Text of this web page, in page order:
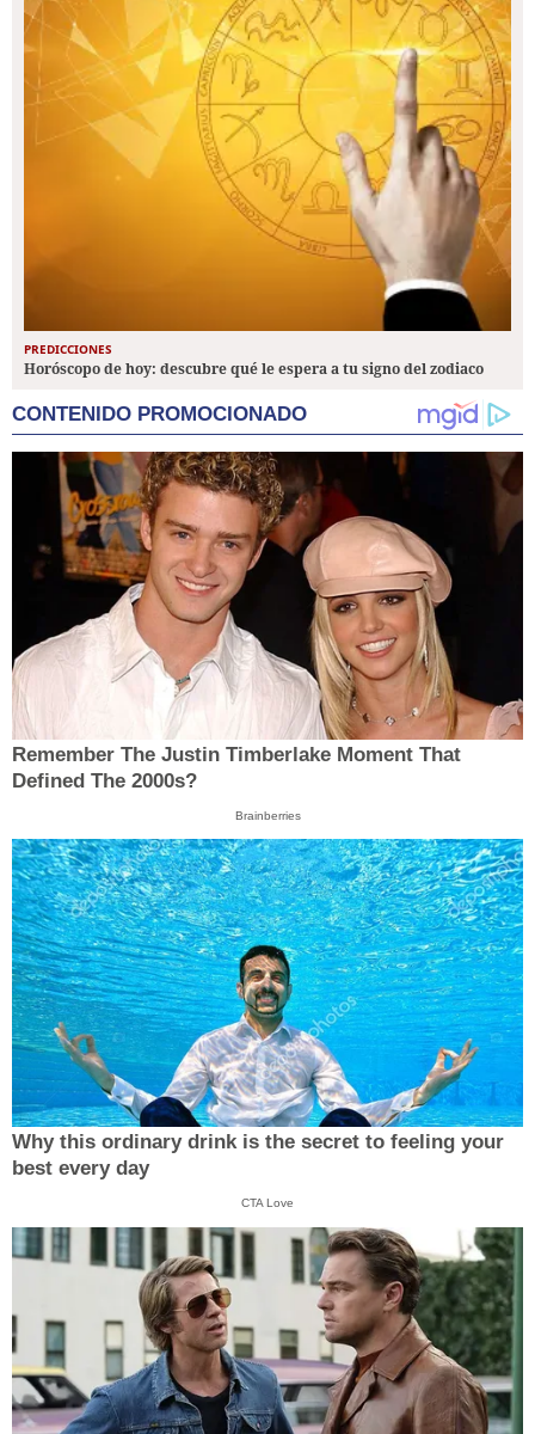
PREDICCIONES
Horóscopo de hoy: descubre qué le espera a tu signo del zodiaco
CONTENIDO PROMOCIONADO
Remember The Justin Timberlake Moment That
Defined The 2000s?
Brainberries
Why this ordinary drink is the secret to feeling your
best every day
CTA Love